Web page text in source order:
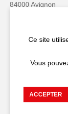
84000 Avignon
Recrutements et
d'offre
Ce site
Vous
ACCEPTER